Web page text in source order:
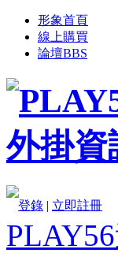
形象首頁
線上購買
論壇BBS
登錄 | 立即註冊